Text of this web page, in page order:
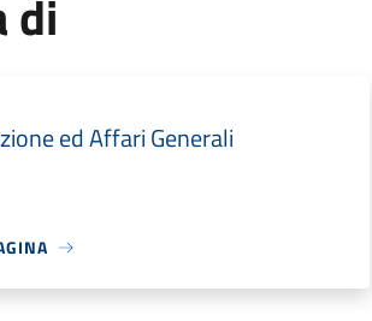
di
ed Affari Generali